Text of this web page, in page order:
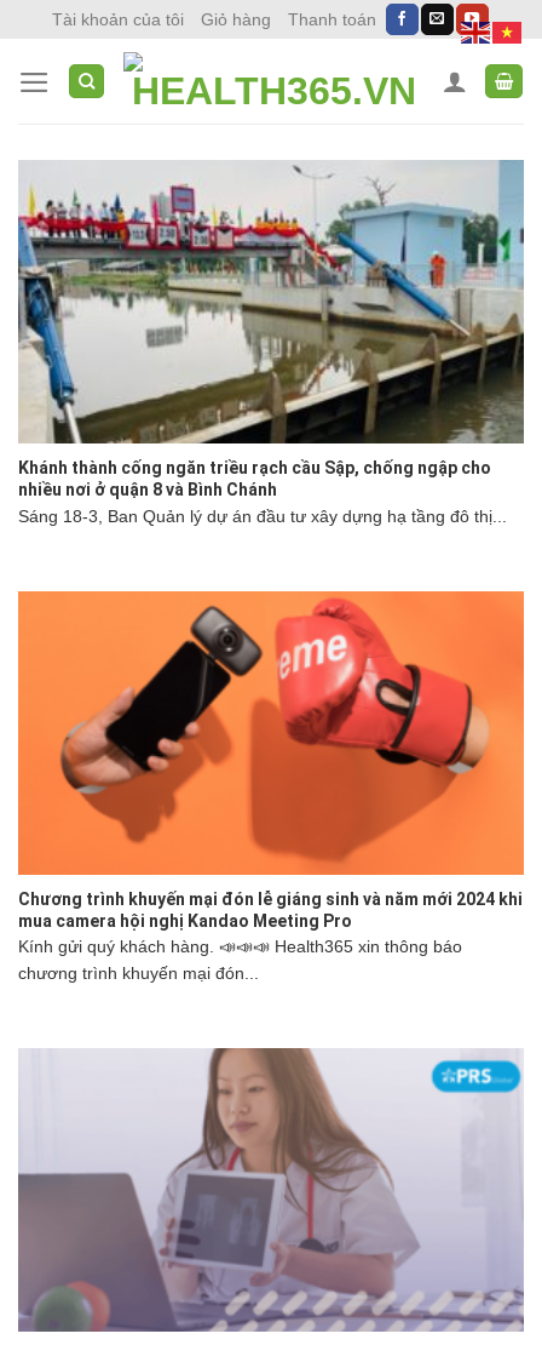
Tài khoản của tôi Giỏ hàng Thanh toán
Khánh thành cống ngăn triều rạch cầu Sập, chống ngập cho
nhiều nơi ở quận 8 và Bình Chánh
Sáng 18-3, Ban Quản lý dự án đầu tư xây dựng hạ tầng đô thị...
Chương trình khuyến mại đón lễ giáng sinh và năm mới 2024 khi
mua camera hội nghị Kandao Meeting Pro
Kính gửi quý khách hàng. 📣📣📣 Health365 xin thông báo
chương trình khuyến mại đón...